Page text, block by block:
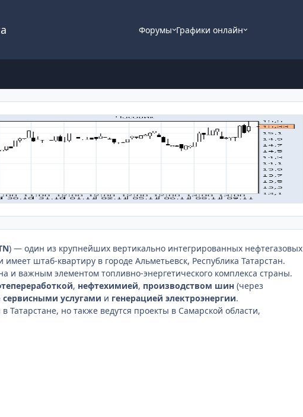
Форумы Графики онлайн
) — один из крупнейших вертикально интегрированных нефтегазовых
штаб-квартиру в городе Альметьевск, Республика Татарстан.
и важным элементом топливно-энергетического комплекса страны.
, нефтехимией, производством шин (через
сервисными услугами и генерацией электроэнергии.
но также ведутся проекты в Самарской области,